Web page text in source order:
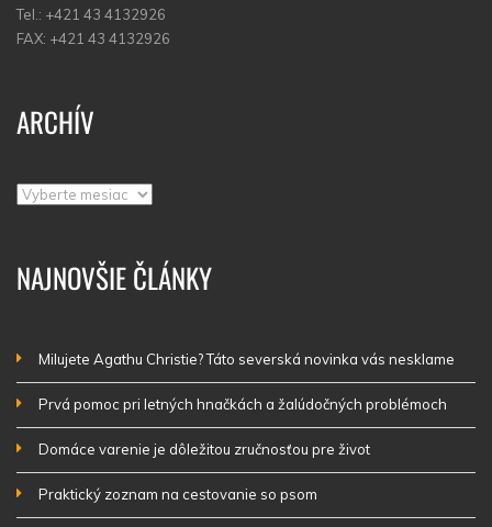
Tel.: +421 43 4132926
FAX: +421 43 4132926
ARCHÍV
Archív
NAJNOVŠIE ČLÁNKY
Milujete Agathu Christie? Táto severská novinka vás nesklame
Prvá pomoc pri letných hnačkách a žalúdočných problémoch
Domáce varenie je dôležitou zručnosťou pre život
Praktický zoznam na cestovanie so psom